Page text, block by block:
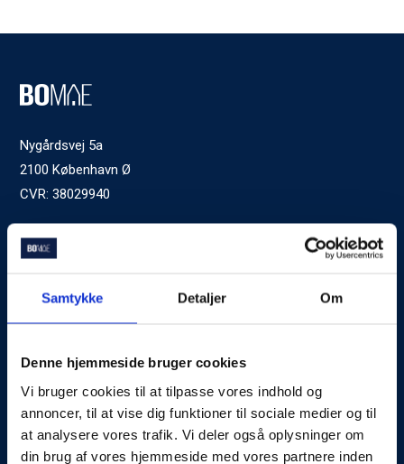
Samtykke Detaljer Om
Denne hjemmeside bruger cookies
Vi bruger cookies til at tilpasse vores indhold og
annoncer, til at vise dig funktioner til sociale medier og til
at analysere vores trafik. Vi deler også oplysninger om
din brug af vores hjemmeside med vores partnere inden
Nygårdsvej 5a
2100 København Ø
CVR: 38029940
Ved generelle henvendelser kontakt Bomae:
Tlf.72600400 , mandag til fredag 9:00-20:00
Om Bomae
Kontakt